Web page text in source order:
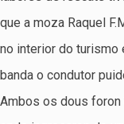
que a moza Raquel
no interior do turismo
banda o condutor
Ambos os dous foron